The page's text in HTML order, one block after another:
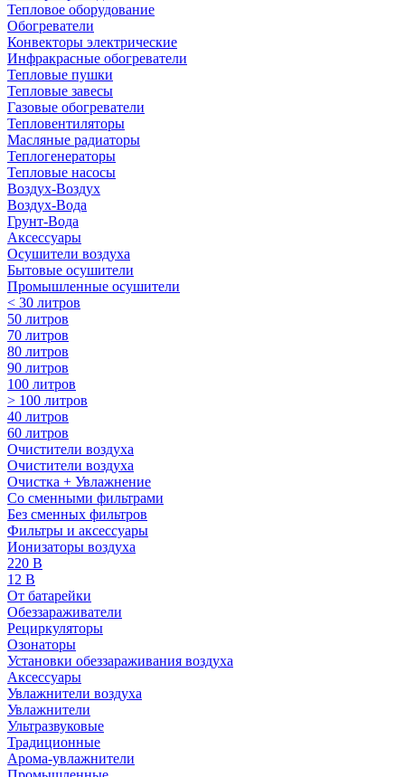
Тепловое оборудование
Обогреватели
Конвекторы электрические
Инфракрасные обогреватели
Тепловые пушки
Тепловые завесы
Газовые обогреватели
Тепловентиляторы
Масляные радиаторы
Теплогенераторы
Тепловые насосы
Воздух-Воздух
Воздух-Вода
Грунт-Вода
Аксессуары
Осушители воздуха
Бытовые осушители
Промышленные осушители
< 30 литров
50 литров
70 литров
80 литров
90 литров
100 литров
> 100 литров
40 литров
60 литров
Очистители воздуха
Очистители воздуха
Очистка + Увлажнение
Cо сменными фильтрами
Без сменных фильтров
Фильтры и аксессуары
Ионизаторы воздуха
220 В
12 В
От батарейки
Обеззараживатели
Рециркуляторы
Озонаторы
Установки обеззараживания воздуха
Аксессуары
Увлажнители воздуха
Увлажнители
Ультразвуковые
Традиционные
Арома-увлажнители